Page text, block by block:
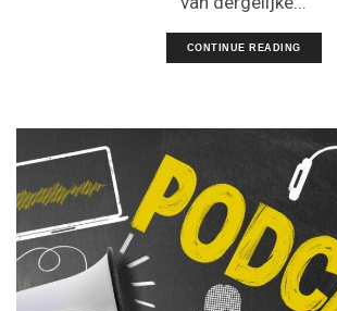
CONTINUE READING